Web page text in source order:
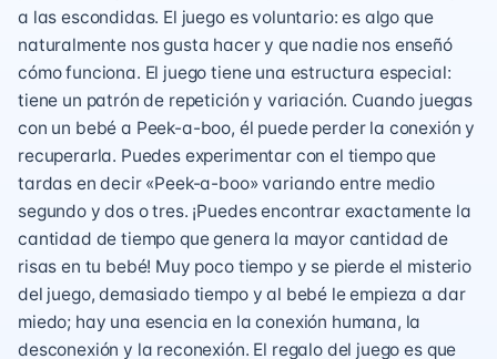
a las escondidas. El juego es voluntario: es algo que
naturalmente nos gusta hacer y que nadie nos enseñó
cómo funciona. El juego tiene una estructura especial:
tiene un patrón de repetición y variación. Cuando juegas
con un bebé a Peek-a-boo, él puede perder la conexión y
recuperarla. Puedes experimentar con el tiempo que
tardas en decir «Peek-a-boo» variando entre medio
segundo y dos o tres. ¡Puedes encontrar exactamente la
cantidad de tiempo que genera la mayor cantidad de
risas en tu bebé! Muy poco tiempo y se pierde el misterio
del juego, demasiado tiempo y al bebé le empieza a dar
miedo; hay una esencia en la conexión humana, la
desconexión y la reconexión. El regalo del juego es que